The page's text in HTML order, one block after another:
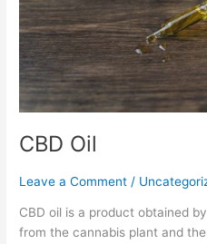
CBD Oil
Leave a Comment /
CBD oil is a product obtained
from the cannabis plant and